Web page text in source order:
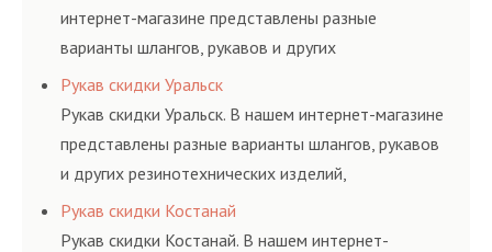
интернет-магазине представлены разные
варианты шлангов, рукавов и других
резинотехнических изделий, соответствующих
ГОСТам, техническим условиям и нормативам.
Рукав скидки Уральск
Рукав скидки Уральск. В нашем интернет-магазине
представлены разные варианты шлангов, рукавов
и других резинотехнических изделий,
соответствующих ГОСТам, техническим условиям
и нормативам.
Рукав скидки Костанай
Рукав скидки Костанай. В нашем интернет-